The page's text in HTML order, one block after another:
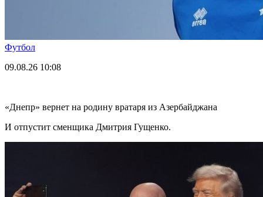
Футбол
09.08.26 10:08
«Днепр» вернет на родину вратаря из Азербайджана
И отпустит сменщика Дмитрия Гущенко.